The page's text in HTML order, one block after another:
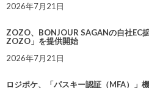
2026年7月21日
ZOZO、BONJOUR SAGANの自社EC
ZOZO」を提供開始
2026年7月21日
ロジポケ、「パスキー認証（MFA）」